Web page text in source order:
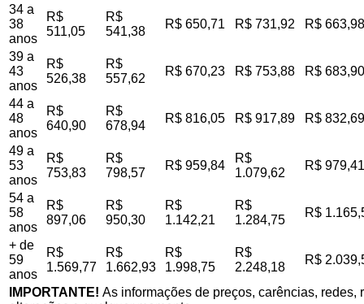
34 a
38
anos
R$
511,05
R$
541,38
R$ 650,71 R$ 731,92 R$ 663,98
39 a
43
anos
R$
526,38
R$
557,62
R$ 670,23 R$ 753,88 R$ 683,90
44 a
48
anos
R$
640,90
R$
678,94
R$ 816,05 R$ 917,89 R$ 832,69
49 a
53
anos
R$
753,83
R$
798,57
R$ 959,84
R$
1.079,62
R$ 979,41
54 a
58
anos
R$
897,06
R$
950,30
R$
1.142,21
R$
1.284,75
R$
+ de
59
anos
R$
1.569,77
R$
1.662,93
R$
1.998,75
R$
2.248,18
R$
IMPORTANTE! As informações de preços, carências,